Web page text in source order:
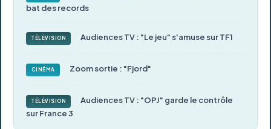
bat des records
TÉLÉVISION Audiences TV : "Le jeu" s'amuse sur TF1
CINÉMA Zoom sortie : "Fjord"
TÉLÉVISION
Audiences TV : "OPJ" garde le contrôle
sur France 3